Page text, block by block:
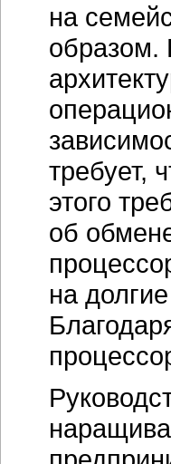
согласно
в
По
которая
Суд